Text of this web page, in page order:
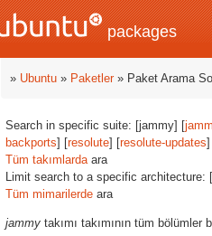
packages
» Ubuntu » Paketler» Paket Arama
Search in specific suite: [jammy] [
backports] [resolute] [resolute-updates
Tüm takımlardaara
Limit search to a specific architecture: [
Tüm mimarilerde ara
jammy takımı takımının tüm